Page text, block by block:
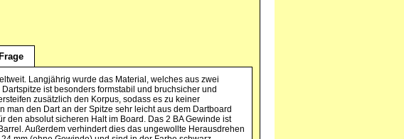
Frage
Langjährig wurde das Material, welches aus zwei
ist besonders formstabil und bruchsicher und
zusätzlich den Korpus, sodass es zu keiner
den Dart an der Spitze sehr leicht aus dem Dartboard
den absolut sicheren Halt im Board. Das 2 BA Gewinde ist
Außerdem verhindert dies das ungewollte Herausdrehen